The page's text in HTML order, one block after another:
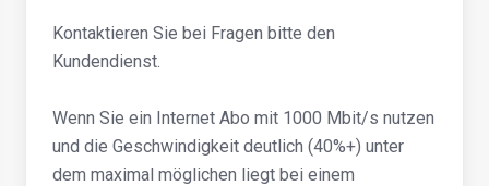
Kontaktieren Sie bei Fragen bitte den
Kundendienst.
Wenn Sie ein Internet Abo mit 1000 Mbit/s nutzen
und die Geschwindigkeit deutlich (40%+) unter
dem maximal möglichen liegt bei einem